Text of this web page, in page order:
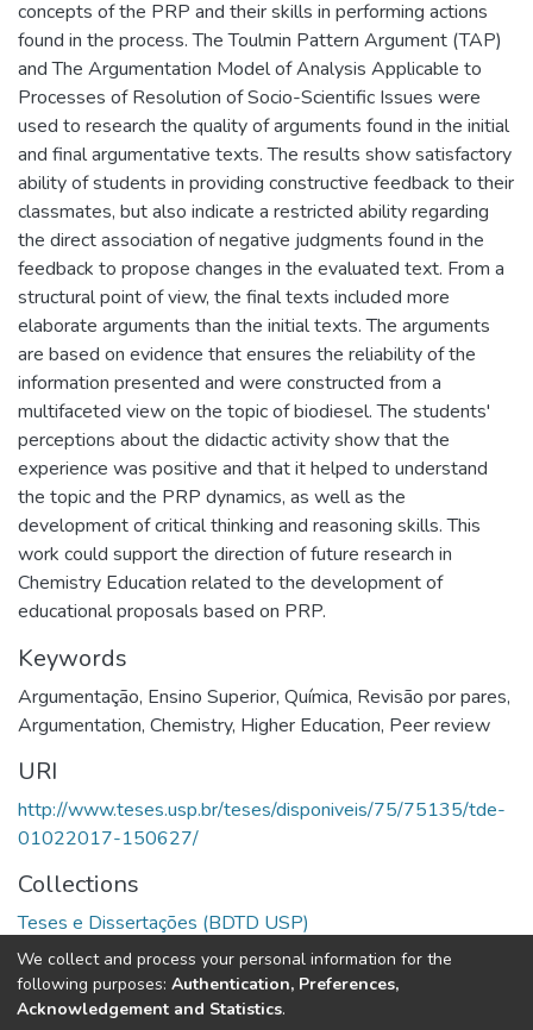
concepts of the PRP and their skills in performing actions
found in the process. The Toulmin Pattern Argument (TAP)
and The Argumentation Model of Analysis Applicable to
Processes of Resolution of Socio-Scientific Issues were
used to research the quality of arguments found in the initial
and final argumentative texts. The results show satisfactory
ability of students in providing constructive feedback to their
classmates, but also indicate a restricted ability regarding
the direct association of negative judgments found in the
feedback to propose changes in the evaluated text. From a
structural point of view, the final texts included more
elaborate arguments than the initial texts. The arguments
are based on evidence that ensures the reliability of the
information presented and were constructed from a
multifaceted view on the topic of biodiesel. The students'
perceptions about the didactic activity show that the
experience was positive and that it helped to understand
the topic and the PRP dynamics, as well as the
development of critical thinking and reasoning skills. This
work could support the direction of future research in
Chemistry Education related to the development of
educational proposals based on PRP.
Keywords
Argumentação, Ensino Superior, Química, Revisão por pares,
Argumentation, Chemistry, Higher Education, Peer review
URI
http://www.teses.usp.br/teses/disponiveis/75/75135/tde-
01022017-150627/
Collections
Teses e Dissertações (BDTD USP)
Full item page
We collect and process your personal information for the
following purposes: Authentication, Preferences,
Acknowledgement and Statistics.